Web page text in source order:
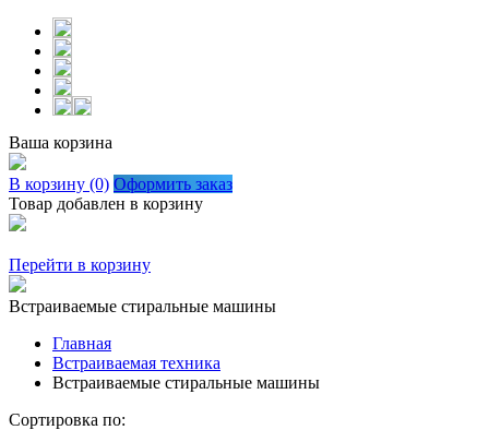
Ваша корзина
В корзину (0) Оформить заказ
Товар добавлен в корзину
Перейти в корзину
Встраиваемые стиральные машины
Главная
Встраиваемая техника
Встраиваемые стиральные машины
Сортировка по: